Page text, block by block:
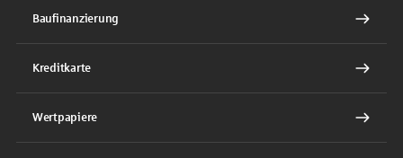
Baufinanzierung
Kreditkarte
Wertpapiere